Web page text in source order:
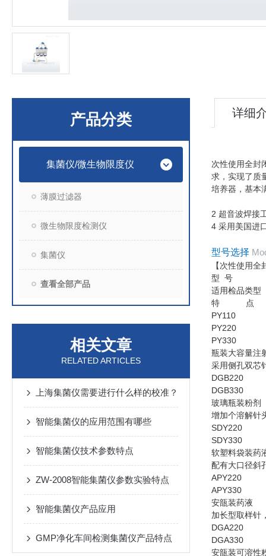
产品分类
集菌仪/微生物限度仪
薄膜过滤器
微生物限度检测仪
集菌仪
查看全部产品
相关文章
RELATED ARTICLES
上海集菌仪需要进行什么样的校准？
智能集菌仪的应用范围有哪些
智能集菌仪技术参数特点
ZW-2008智能集菌仪参数实验特点
智能集菌仪产品应用
GMP净化车间检测集菌仪产品特点
详细
次性使用全封
求，实现了质
培养器，基本
2 超音波焊接
4 采用美国进
型号选择
【次性使用全
型 号
适用检品类型
特 点
PY110
PY220
PY330
瓶装大容量注
采用侧孔双芯
DGB220
DGB330
玻璃瓶装粉剂
增加个溶解针
SDY220
SDY330
软塑料袋装药
配有大口径斜
APY220
APY330
安瓿装药液
加长型取样针
DGA220
DGA330
安瓿装可溶性